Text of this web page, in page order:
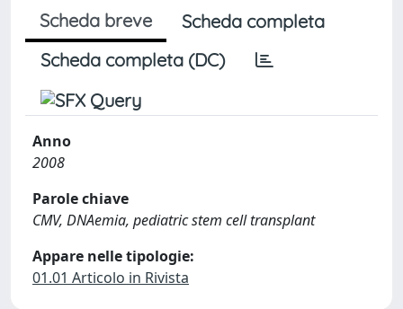
Scheda breve
Scheda completa
Scheda completa (DC)
Anno
2008
Parole chiave
CMV, DNAemia, pediatric stem cell transplant
Appare nelle tipologie:
01.01 Articolo in Rivista